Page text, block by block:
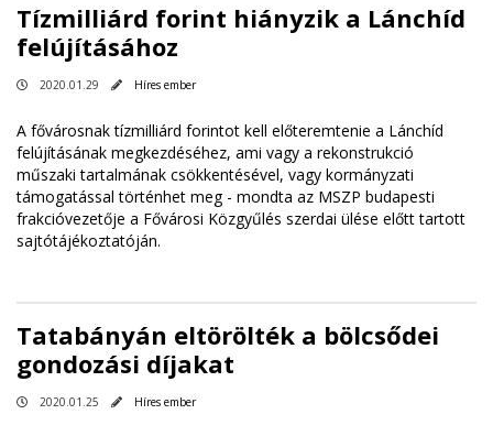
Tízmilliárd forint hiányzik a Lánchíd
felújításához
2020.01.29 Híres ember
A fővárosnak tízmilliárd forintot kell előteremtenie a Lánchíd
felújításának megkezdéséhez, ami vagy a rekonstrukció
műszaki tartalmának csökkentésével, vagy kormányzati
támogatással történhet meg - mondta az MSZP budapesti
frakcióvezetője a Fővárosi Közgyűlés szerdai ülése előtt tartott
sajtótájékoztatóján.
Tatabányán eltörölték a bölcsődei
gondozási díjakat
2020.01.25 Híres ember